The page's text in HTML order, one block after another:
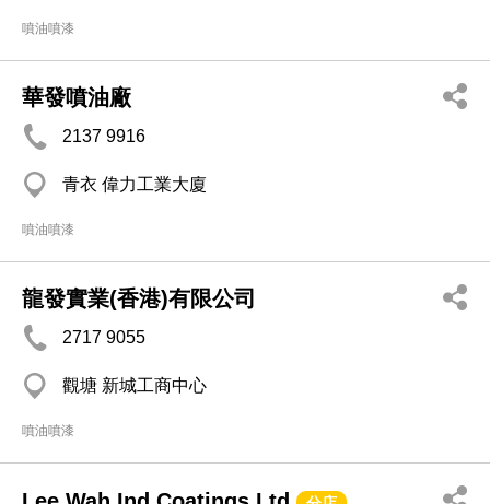
噴油噴漆
華發噴油廠
2137 9916
青衣 偉力工業大廈
噴油噴漆
龍發實業(香港)有限公司
2717 9055
觀塘 新城工商中心
噴油噴漆